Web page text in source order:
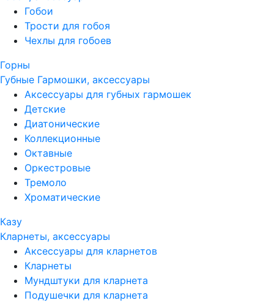
Гобои
Трости для гобоя
Чехлы для гобоев
Горны
Губные Гармошки, аксессуары
Аксессуары для губных гармошек
Детские
Диатонические
Коллекционные
Октавные
Оркестровые
Тремоло
Хроматические
Казу
Кларнеты, аксессуары
Аксессуары для кларнетов
Кларнеты
Мундштуки для кларнета
Подушечки для кларнета